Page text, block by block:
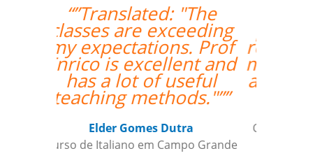
“”Eu tenho somente
postos positivo para
ressaltar a respeito do
meu professor Peter e
a Language Trainers.””
Kjersti Cubberley
Curso de Checo em San Francisco